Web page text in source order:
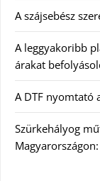
A szájsebész
A leggyakoribb
árakat
A DTF nyomtató
Szürkehályog